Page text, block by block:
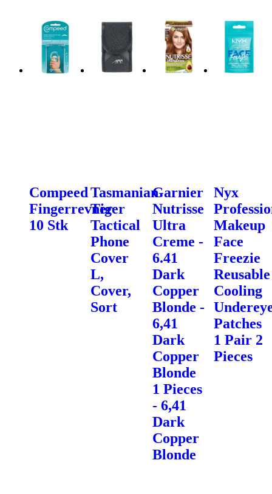
Compeed
Fingerrevner
10 Stk
Tasmanian
Tiger
Tactical
Phone
Cover
L,
Cover,
Sort
Garnier
Nutrisse
Ultra
Creme -
6.41
Dark
Copper
Blonde -
6,41
Dark
Copper
Blonde
1 Pieces
- 6,41
Dark
Copper
Blonde
Nyx
Makeup
Face
Freezie
Reusable
Cooling
Patches
1 Pair 2
Pieces